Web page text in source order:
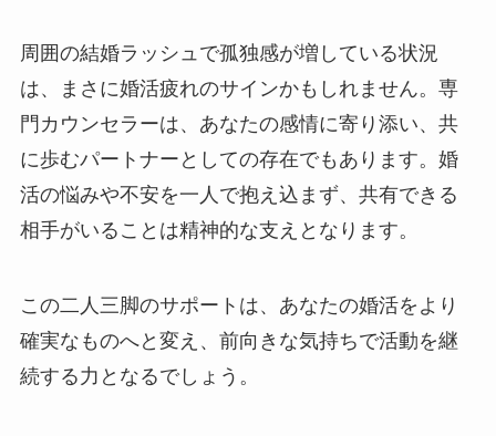
周囲の結婚ラッシュで孤独感が増している状況
は、まさに婚活疲れのサインかもしれません。専
門カウンセラーは、あなたの感情に寄り添い、共
に歩むパートナーとしての存在でもあります。婚
活の悩みや不安を一人で抱え込まず、共有できる
相手がいることは精神的な支えとなります。
この二人三脚のサポートは、あなたの婚活をより
確実なものへと変え、前向きな気持ちで活動を継
続する力となるでしょう。